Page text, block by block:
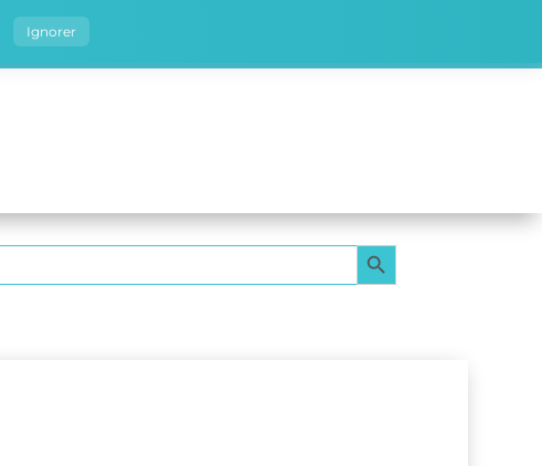
Ignorer
SEARCH BUTTON